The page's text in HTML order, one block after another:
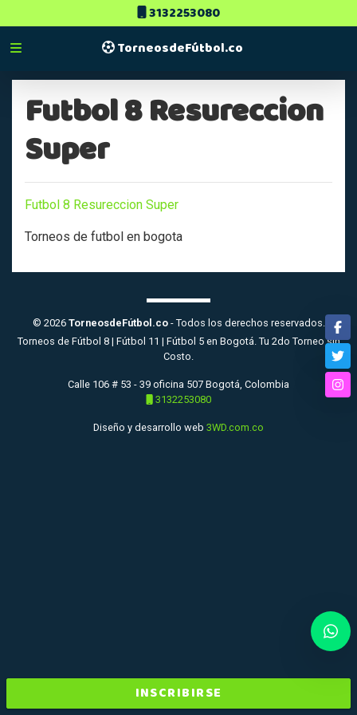
3132253080
TorneosdeFútbol.co
Futbol 8 Resureccion
Super
Futbol 8 Resureccion Super
Torneos de futbol en bogota
INSCRIBIRSE
© 2026 TorneosdeFútbol.co- Todos los derechos reservados.
Torneos de Fútbol 8 | Fútbol 11 | Fútbol 5 en Bogotá. Tu 2do Torneo sin
Costo.
Calle 106 # 53 - 39 oficina 507 Bogotá, Colombia
3132253080
Diseño y desarrollo web 3WD.com.co